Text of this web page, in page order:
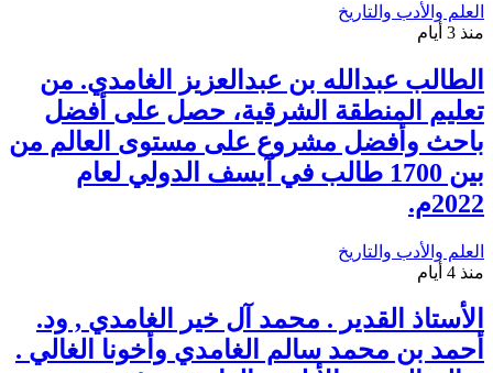
العلم والأدب والتاريخ
منذ 3 أيام
الطالب عبدالله بن عبدالعزيز الغامدي. من
تعليم المنطقة الشرقية، حصل على أفضل
باحث وأفضل مشروع على مستوى العالم من
بين 1700 طالب في آيسف الدولي لعام
2022م.
العلم والأدب والتاريخ
منذ 4 أيام
الأستاذ القدير . محمد آل خير الغامدي , ود.
أحمد بن محمد سالم الغامدي وأخونا الغالي .